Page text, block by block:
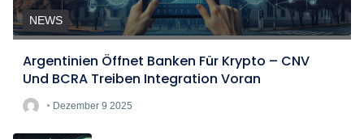
NEWS
Argentinien Öffnet Banken Für Krypto – CNV
Und BCRA Treiben Integration Voran
Dezember 9 2025